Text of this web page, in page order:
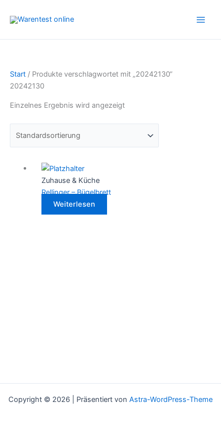
Inhalt
Start / Produkte verschlagwortet mit „20242130“
20242130
Einzelnes Ergebnis wird angezeigt
Zuhause & Küche
Rellinger – Bügelbrett
Weiterlesen
Copyright © 2026 | Präsentiert von Astra-WordPress-Theme